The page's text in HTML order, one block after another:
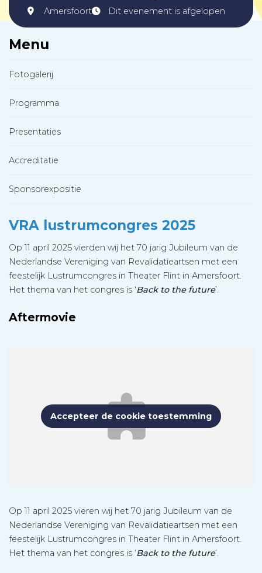
Amersfoort Dit evenement is afgelopen
Menu
Fotogalerij
Programma
Presentaties
Accreditatie
Sponsorexpositie
VRA lustrumcongres 2025
Op 11 april 2025 vierden wij het 70 jarig Jubileum van de
Nederlandse Vereniging van Revalidatieartsen met een
feestelijk Lustrumcongres in Theater Flint in Amersfoort.
Het thema van het congres is ‘Back to the future’.
Aftermovie
Accepteer de cookie toestemming
Op 11 april 2025 vieren wij het 70 jarig Jubileum van de
Nederlandse Vereniging van Revalidatieartsen met een
feestelijk Lustrumcongres in Theater Flint in Amersfoort.
Het thema van het congres is ‘Back to the future’.